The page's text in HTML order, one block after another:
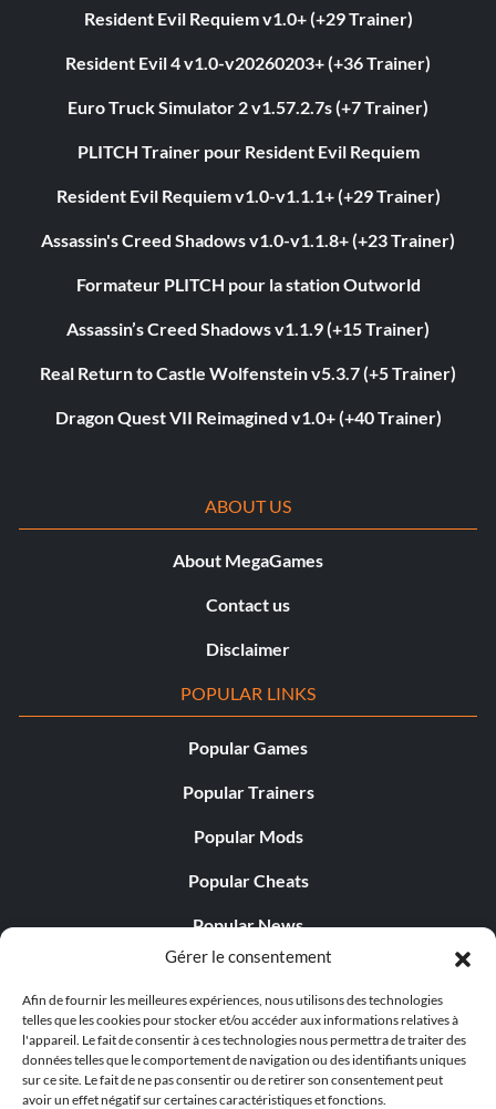
Gérer le consentement
Afin de fournir les meilleures expériences, nous utilisons des technologies
telles que les cookies pour stocker et/ou accéder aux informations relatives à
l'appareil. Le fait de consentir à ces technologies nous permettra de traiter des
données telles que le comportement de navigation ou des identifiants uniques
sur ce site. Le fait de ne pas consentir ou de retirer son consentement peut
avoir un effet négatif sur certaines caractéristiques et fonctions.
Resident Evil Requiem v1.0+ (+29 Trainer)
Resident Evil 4 v1.0-v20260203+ (+36 Trainer)
Euro Truck Simulator 2 v1.57.2.7s (+7 Trainer)
PLITCH Trainer pour Resident Evil Requiem
Resident Evil Requiem v1.0-v1.1.1+ (+29 Trainer)
Assassin's Creed Shadows v1.0-v1.1.8+ (+23 Trainer)
Formateur PLITCH pour la station Outworld
Assassin’s Creed Shadows v1.1.9 (+15 Trainer)
Real Return to Castle Wolfenstein v5.3.7 (+5 Trainer)
Dragon Quest VII Reimagined v1.0+ (+40 Trainer)
ABOUT US
About MegaGames
Contact us
Disclaimer
POPULAR LINKS
Popular Games
Popular Trainers
Popular Mods
Popular Cheats
Popular News
Popular Editorials
Popular Free Games
LATEST UPDATES